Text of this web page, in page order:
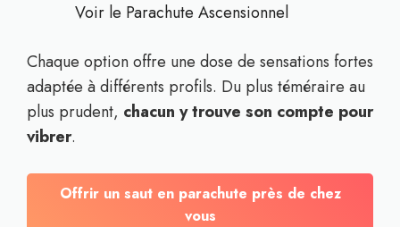
Voir le Parachute Ascensionnel
Chaque option offre une dose de sensations fortes
adaptée à différents profils. Du plus téméraire au
plus prudent, chacun y trouve son compte pour
vibrer.
Offrir un saut en parachute près de chez
vous